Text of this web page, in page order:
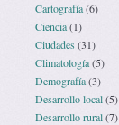
Cartografía(6)
Ciencia(1)
Ciudades (31)
Climatología(5)
Demografía(3)
Desarrollo local(5)
Desarrollo rural(7)